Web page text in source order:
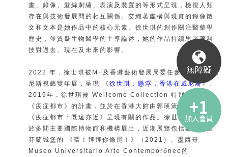
畫、錄像、髮絲刺繡、表演及裝置的等形式呈現，檢視人類
存在與技術發展間的相互關係。交織著虛構與現實的錄像散
文和文本是她作品中的核心元素。徐世琪的創作關注醫藥學
歷史，並質疑生物醫學的主導論述，她的作品持續思考著科
技對過去、現在及未來的影響。
2022 年，徐世琪被M+及香港藝術發展局委任參與第59屆威
尼斯視藝雙年展，呈現 《 徐世琪：懸浮，香港在威尼斯》。
2019年，徐世琪被 Wellcome Collection 特別委託參與
《疫症都市》的計畫，並於在香港大館由郭瑛策劃的展覽
《疫症都市：既遠亦近》呈現有關的作品。徐世琪的作品曾
於多間主要國際博物館和機構展出，近期展覽包括赫爾辛基
芬蘭城堡的 《喂！拜拜你條尾！》（2021）、墨西哥
Museo Universitario Arte Contemporбneo的
無障礙
加入會員